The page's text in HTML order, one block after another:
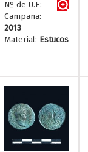
Nº de U.E:
Campaña:
2013
Material: Estucos